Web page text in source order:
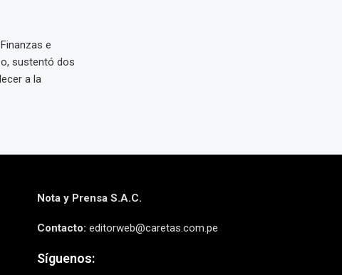
e
sustentó dos
a la
Nota y Prensa S.A.C.
Contacto: editorweb@caretas.com.pe
Síguenos: